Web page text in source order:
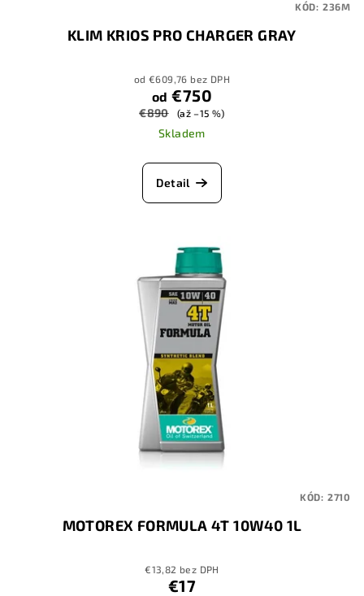
KLIM KRIOS PRO CHARGER GRAY
od €609,76 bez DPH
od €750
€890 (až –15 %)
Skladem
Detail
KÓD: 236M
MOTOREX FORMULA 4T 10W40 1L
€13,82 bez DPH
€17
KÓD: 2710